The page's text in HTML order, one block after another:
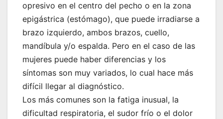
opresivo en el centro del pecho o en la zona
epigástrica (estómago), que puede irradiarse a
brazo izquierdo, ambos brazos, cuello,
mandíbula y/o espalda. Pero en el caso de las
mujeres puede haber diferencias y los
síntomas son muy variados, lo cual hace más
difícil llegar al diagnóstico.
Los más comunes son la fatiga inusual, la
dificultad respiratoria, el sudor frío o el dolor